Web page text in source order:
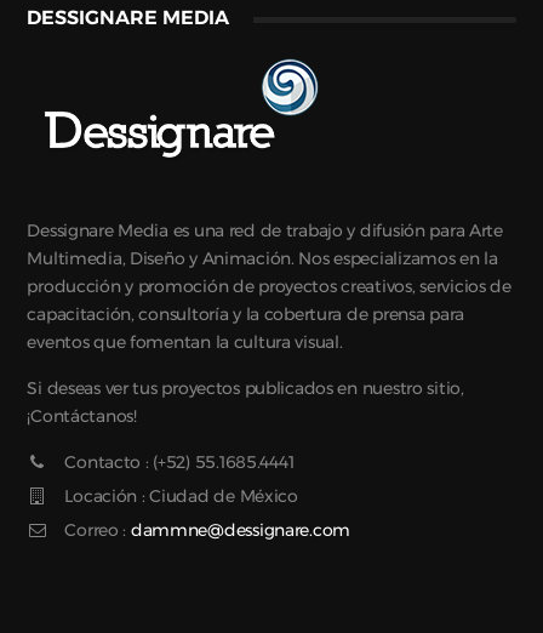
DESSIGNARE MEDIA
Dessignare Media es una red de trabajo y difusión para Arte
Multimedia, Diseño y Animación. Nos especializamos en la
producción y promoción de proyectos creativos, servicios de
capacitación, consultoría y la cobertura de prensa para
eventos que fomentan la cultura visual.
Si deseas ver tus proyectos publicados en nuestro sitio,
¡Contáctanos!
Contacto : (+52) 55.1685.4441
Locación : Ciudad de México
Correo : dammne@dessignare.com